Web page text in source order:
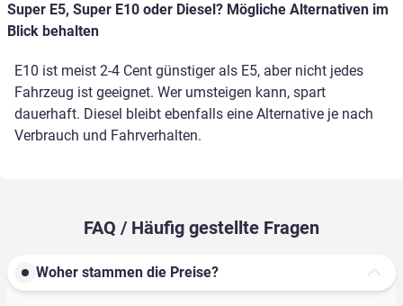
Super E5, Super E10 oder Diesel? Mögliche Alternativen im
Blick behalten
E10 ist meist 2-4 Cent günstiger als E5, aber nicht jedes
Fahrzeug ist geeignet. Wer umsteigen kann, spart
dauerhaft. Diesel bleibt ebenfalls eine Alternative je nach
Verbrauch und Fahrverhalten.
FAQ / Häufig gestellte Fragen
Woher stammen die Preise?